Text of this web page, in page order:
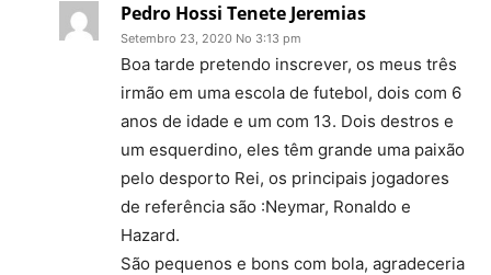
Pedro Hossi Tenete Jeremias
Setembro 23, 2020 No 3:13 pm
Boa tarde pretendo inscrever, os meus três
irmão em uma escola de futebol, dois com 6
anos de idade e um com 13. Dois destros e
um esquerdino, eles têm grande uma paixão
pelo desporto Rei, os principais jogadores
de referência são :Neymar, Ronaldo e
Hazard.
São pequenos e bons com bola, agradeceria